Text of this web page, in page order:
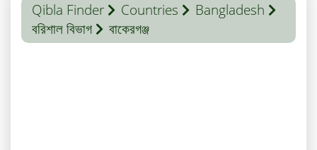
Qibla Finder Countries
Bangladesh
বরিশাল বিভাগ
বাকেরগঞ্জ